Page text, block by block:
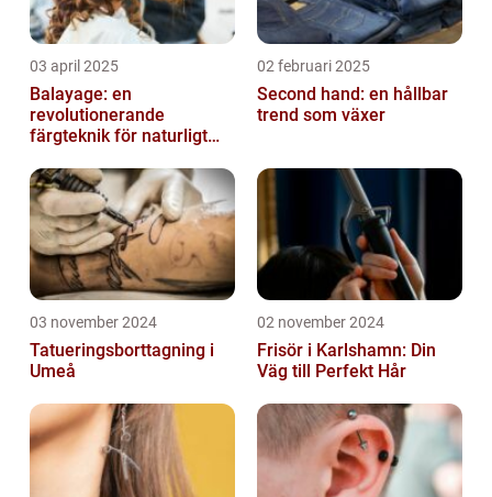
03 april 2025
Balayage: en
revolutionerande
färgteknik för naturligt
02 februari 2025
Second hand: en hållbar
trend som växer
03 november 2024
Tatueringsborttagning i
Umeå
02 november 2024
Frisör i Karlshamn: Din
Väg till Perfekt Hår